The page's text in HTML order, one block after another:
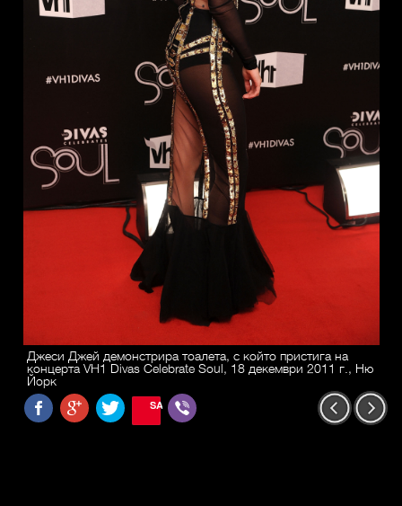
Джеси Джей демонстрира тоалета, с който пристига на
концерта VH1 Divas Celebrate Soul, 18 декември 2011 г., Ню
Йорк
SAVE